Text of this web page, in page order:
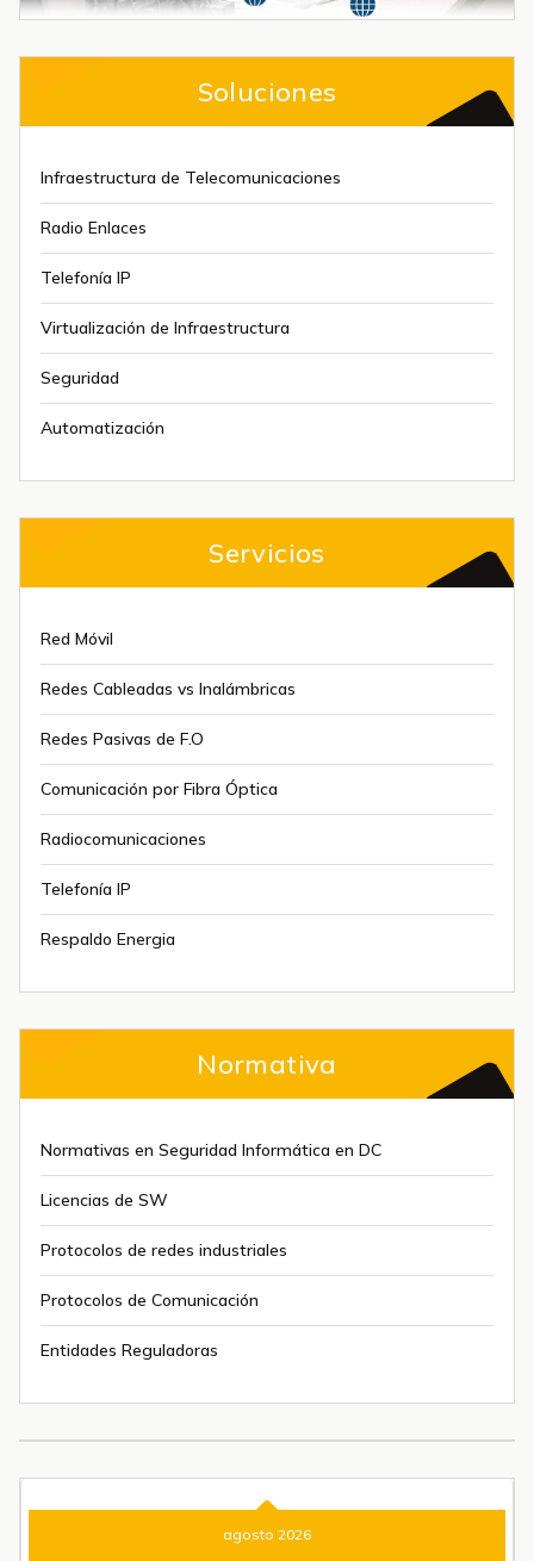
Soluciones
Infraestructura de Telecomunicaciones
Radio Enlaces
Telefonía IP
Virtualización de Infraestructura
Seguridad
Automatización
Servicios
Red Móvil
Redes Cableadas vs Inalámbricas
Redes Pasivas de F.O
Comunicación por Fibra Óptica
Radiocomunicaciones
Telefonía IP
Respaldo Energia
Normativa
Normativas en Seguridad Informática en DC
Licencias de SW
Protocolos de redes industriales
Protocolos de Comunicación
Entidades Reguladoras
agosto 2026